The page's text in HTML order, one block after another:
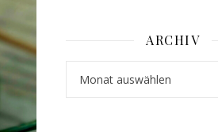
ARCHIV